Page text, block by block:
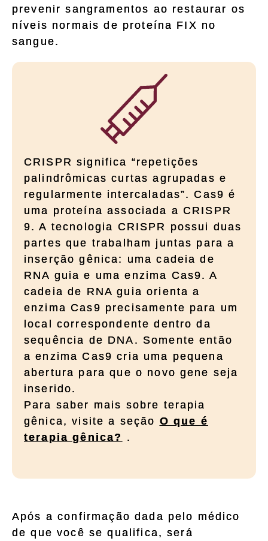
prevenir sangramentos ao restaurar os
níveis normais de proteína FIX no
sangue.
CRISPR significa “repetições
palindrômicas curtas agrupadas e
regularmente intercaladas”. Cas9 é
uma proteína associada a CRISPR
9. A tecnologia CRISPR possui duas
partes que trabalham juntas para a
inserção gênica: uma cadeia de
RNA guia e uma enzima Cas9. A
cadeia de RNA guia orienta a
enzima Cas9 precisamente para um
local correspondente dentro da
sequência de DNA. Somente então
a enzima Cas9 cria uma pequena
abertura para que o novo gene seja
inserido.
Para saber mais sobre terapia
gênica, visite a seção O que é
terapia gênica? .
Após a confirmação dada pelo médico
de que você se qualifica, será